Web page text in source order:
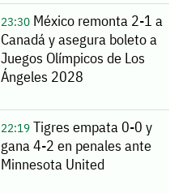
23:30México remonta 2-1 a
Canadá y asegura boleto a
Juegos Olímpicos de Los
Ángeles 2028
22:19Tigres empata 0-0 y
gana 4-2 en penales ante
Minnesota United